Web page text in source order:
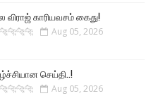
காரியவசம் கைது!
Aug 05, 2026
செய்தி..!
Aug 05, 2026